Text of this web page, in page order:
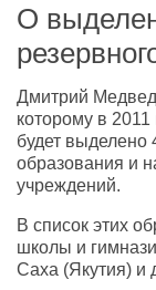
О
Дмитрий
которому в
будет выделено
образования и
учреждений.
В список этих
школы и
Саха (Якутия) и